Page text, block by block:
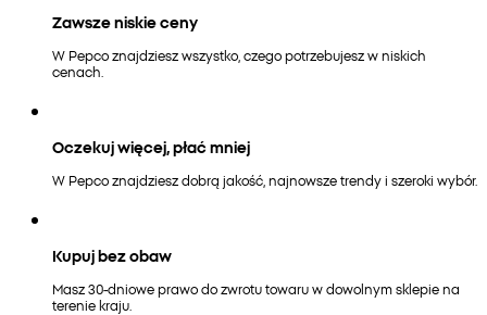
Zawsze niskie ceny
W Pepco znajdziesz wszystko, czego potrzebujesz w niskich
cenach.
Oczekuj więcej, płać mniej
W Pepco znajdziesz dobrą jakość, najnowsze trendy i szeroki wybór.
Kupuj bez obaw
Masz 30-dniowe prawo do zwrotu towaru w dowolnym sklepie na
terenie kraju.